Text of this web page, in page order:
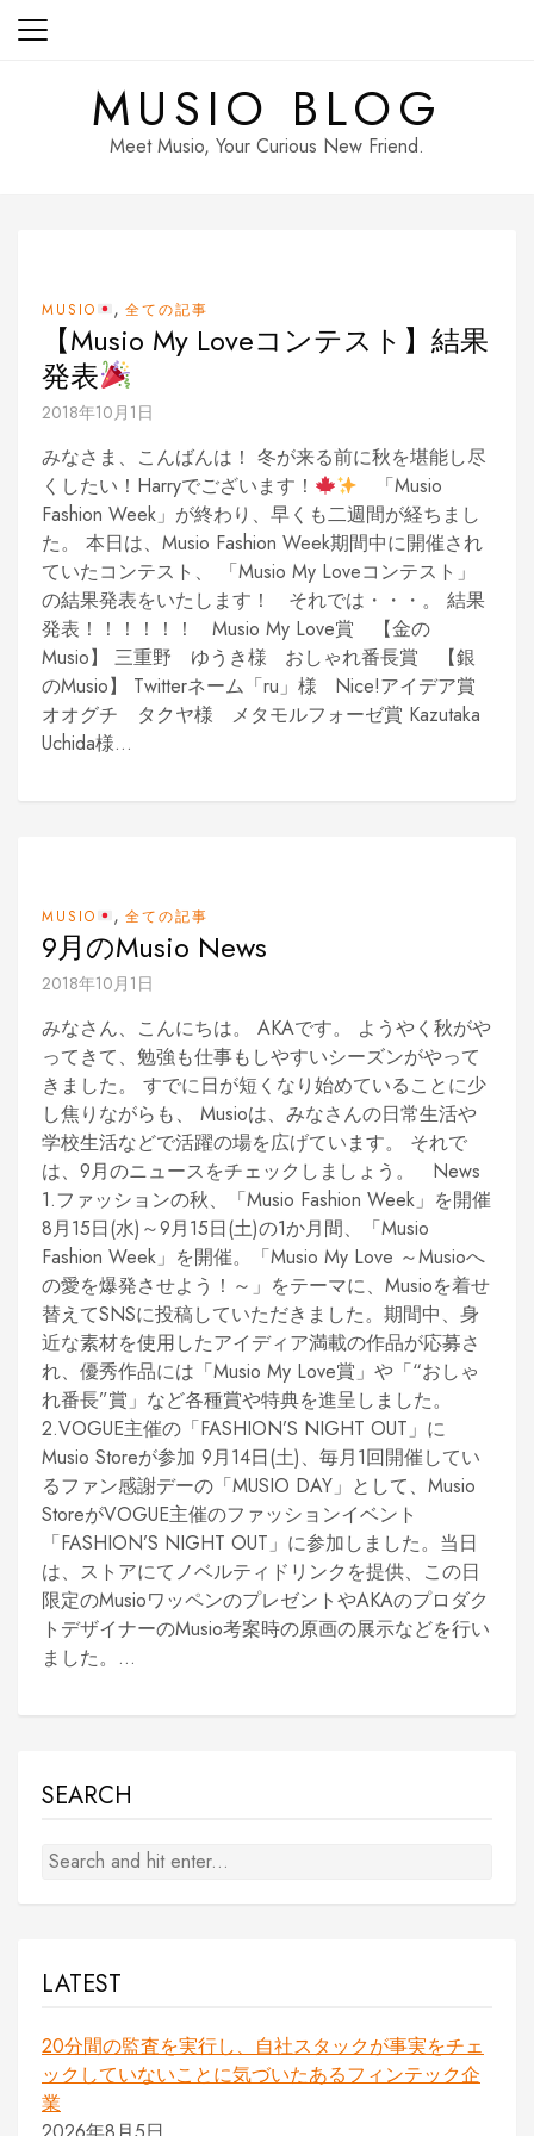
Skip
MUSIO BLOG
Meet Musio, Your Curious New Friend.
MUSIO , 全ての記事
【Musio My Loveコンテスト】結果
発表
2018年10月1日
みなさま、こんばんは！ 冬が来る前に秋を堪能し尽
くしたい！Harryでございます！
「Musio
Fashion Week」が終わり、早くも二週間が経ちまし
た。 本日は、Musio Fashion Week期間中に開催され
ていたコンテスト、 「Musio My Loveコンテスト」
の結果発表をいたします！ それでは・・・。 結果
発表！！！！！！ Musio My Love賞 【金の
Musio】 三重野 ゆうき様 おしゃれ番長賞 【銀
のMusio】 Twitterネーム「ru」様 Nice!アイデア賞
オオグチ タクヤ様 メタモルフォーゼ賞 Kazutaka
Uchida様...
MUSIO , 全ての記事
9月のMusio News
2018年10月1日
みなさん、こんにちは。 AKAです。 ようやく秋がや
ってきて、勉強も仕事もしやすいシーズンがやって
きました。 すでに日が短くなり始めていることに少
し焦りながらも、 Musioは、みなさんの日常生活や
学校生活などで活躍の場を広げています。 それで
は、9月のニュースをチェックしましょう。 News
1.ファッションの秋、「Musio Fashion Week」を開催
8月15日(水)～9月15日(土)の1か月間、「Musio
Fashion Week」を開催。「Musio My Love ～Musioへ
の愛を爆発させよう！～」をテーマに、Musioを着せ
替えてSNSに投稿していただきました。期間中、身
近な素材を使用したアイディア満載の作品が応募さ
れ、優秀作品には「Musio My Love賞」や「“おしゃ
れ番長”賞」など各種賞や特典を進呈しました。
2.VOGUE主催の「FASHION’S NIGHT OUT」に
Musio Storeが参加 9月14日(土)、毎月1回開催してい
るファン感謝デーの「MUSIO DAY」として、Musio
StoreがVOGUE主催のファッションイベント
「FASHION’S NIGHT OUT」に参加しました。当日
は、ストアにてノベルティドリンクを提供、この日
限定のMusioワッペンのプレゼントやAKAのプロダク
トデザイナーのMusio考案時の原画の展示などを行い
ました。...
SEARCH
LATEST
20分間の監査を実行し、自社スタックが事実をチェ
ックしていないことに気づいたあるフィンテック企
業